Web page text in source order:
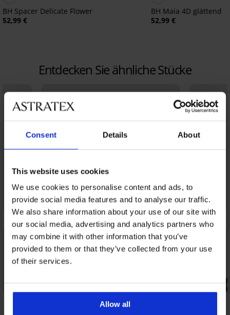
Consent Details About
This website uses cookies
We use cookies to personalise content and ads, to
provide social media features and to analyse our traffic.
We also share information about your use of our site with
our social media, advertising and analytics partners who
may combine it with other information that you’ve
provided to them or that they’ve collected from your use
of their services.
Allow all
BH Spacer Delicate Flower
52,99 €
BH Maia 4D glättend
52,99 €
Entdecken Sie ähnliche Stücke
-20% BRA20 -20% BRA20